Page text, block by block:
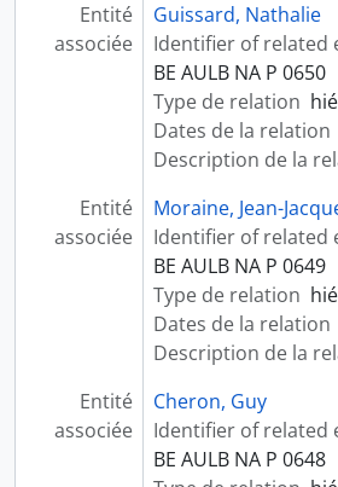
Entité
associée
Guissard, Nathalie
Identifier of related
BE AULB NA P 0650
Type de relation
Dates de la relation
Description de la
Entité
associée
Moraine, Jean-
Identifier of related
BE AULB NA P 0649
Type de relation
Dates de la relation
Description de la
Entité
associée
Cheron, Guy
Identifier of related
BE AULB NA P 0648